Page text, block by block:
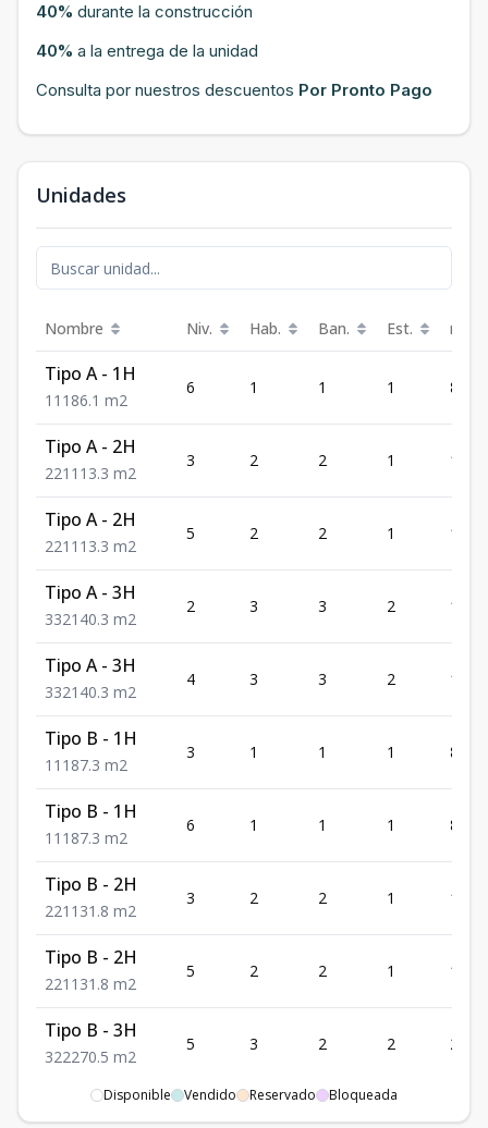
40% durante la construcción
40% a la entrega de la unidad
Consulta por nuestros descuentos Por Pronto Pago
Unidades
Nombre Niv. Hab. Ban. Est. m²
Tipo A - 1H
1 1 1 86.1 m2
6 1 1 1 86.1
Tipo A - 2H
221 113.3 m2
3 2 2 1 113.3
Tipo A - 2H
221 113.3 m2
5 2 2 1 113.3
Tipo A - 3H
332140.3 m2
2 3 3 2 140.3
Tipo A - 3H
332140.3 m2
4 3 3 2 140.3
Tipo B - 1H
1 1 1 87.3 m2
3 1 1 1 87.3
Tipo B - 1H
1 1 1 87.3 m2
6 1 1 1 87.3
Tipo B - 2H
221 131.8 m2
3 2 2 1 131.8
Tipo B - 2H
221 131.8 m2
5 2 2 1 131.8
Tipo B - 3H
322270.5 m2
5 3 2 2 270.5
Tipo G
5 2 2 1 241
Disponible Vendido Reservado Bloqueada